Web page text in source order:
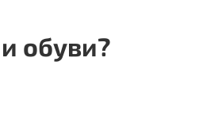
обуви?